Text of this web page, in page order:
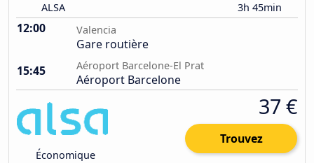
ALSA 3h 45min
12:00 Valencia
Gare routière
15:45
Aéroport Barcelone-El Prat
Aéroport Barcelone
Économique
37 €
Trouvez